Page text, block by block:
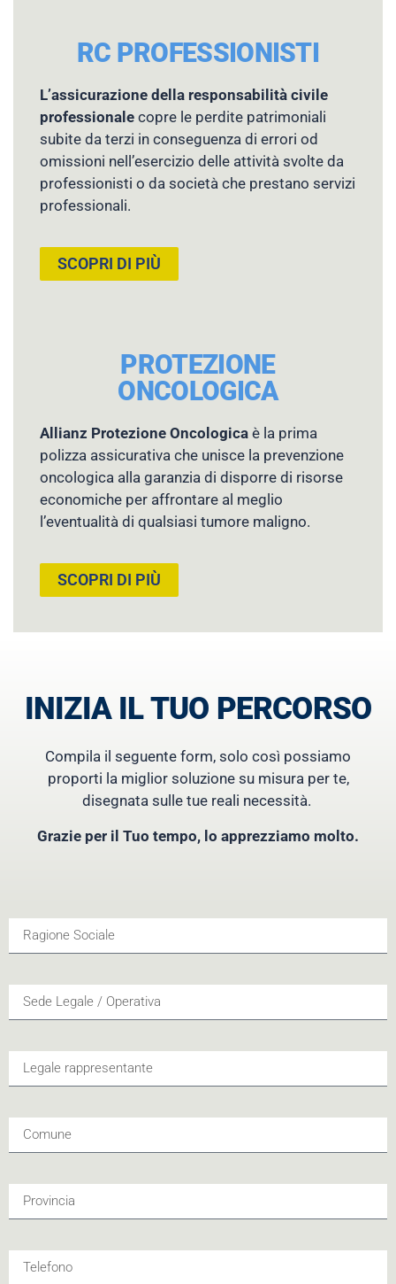
RC PROFESSIONISTI
L’assicurazione della responsabilità civile
professionale copre le perdite patrimoniali
subite da terzi in conseguenza di errori od
omissioni nell’esercizio delle attività svolte da
professionisti o da società che prestano servizi
professionali.
SCOPRI DI PIÙ
PROTEZIONE
ONCOLOGICA
Allianz Protezione Oncologica è la prima
polizza assicurativa che unisce la prevenzione
oncologica alla garanzia di disporre di risorse
economiche per affrontare al meglio
l’eventualità di qualsiasi tumore maligno.
SCOPRI DI PIÙ
INIZIA IL TUO PERCORSO
Compila il seguente form, solo così possiamo
proporti la miglior soluzione su misura per te,
disegnata sulle tue reali necessità.
Grazie per il Tuo tempo, lo apprezziamo molto.